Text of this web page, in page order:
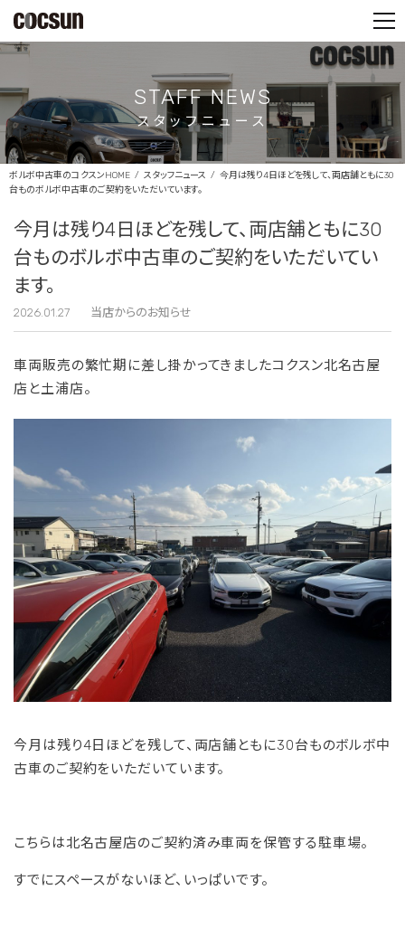
STAFF NEWS
スタッフニュース
ボルボ中古車のコクスンHOME スタッフニュース
今月は残り4日ほどを残して、両店舗ともに30
台ものボルボ中古車のご契約をいただいています。
今月は残り4日ほどを残して、両店舗ともに30
台ものボルボ中古車のご契約をいただいてい
ます。
2026.01.27 当店からのお知らせ
車両販売の繁忙期に差し掛かってきましたコクスン北名古屋
店と土浦店。
今月は残り4日ほどを残して、両店舗ともに30台ものボルボ中
古車のご契約をいただいています。
こちらは北名古屋店のご契約済み車両を保管する駐車場。
すでにスペースがないほど、いっぱいです。